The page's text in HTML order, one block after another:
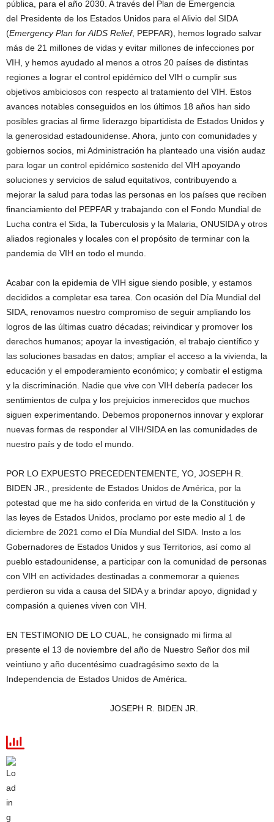
pública, para el año 2030. A través del Plan de Emergencia
del Presidente de los Estados Unidos para el Alivio del SIDA
(Emergency Plan for AIDS Relief, PEPFAR), hemos logrado salvar
más de 21 millones de vidas y evitar millones de infecciones por
VIH, y hemos ayudado al menos a otros 20 países de distintas
regiones a lograr el control epidémico del VIH o cumplir sus
objetivos ambiciosos con respecto al tratamiento del VIH. Estos
avances notables conseguidos en los últimos 18 años han sido
posibles gracias al firme liderazgo bipartidista de Estados Unidos y
la generosidad estadounidense. Ahora, junto con comunidades y
gobiernos socios, mi Administración ha planteado una visión audaz
para logar un control epidémico sostenido del VIH apoyando
soluciones y servicios de salud equitativos, contribuyendo a
mejorar la salud para todas las personas en los países que reciben
financiamiento del PEPFAR y trabajando con el Fondo Mundial de
Lucha contra el Sida, la Tuberculosis y la Malaria, ONUSIDA y otros
aliados regionales y locales con el propósito de terminar con la
pandemia de VIH en todo el mundo.
Acabar con la epidemia de VIH sigue siendo posible, y estamos
decididos a completar esa tarea. Con ocasión del Día Mundial del
SIDA, renovamos nuestro compromiso de seguir ampliando los
logros de las últimas cuatro décadas; reivindicar y promover los
derechos humanos; apoyar la investigación, el trabajo científico y
las soluciones basadas en datos; ampliar el acceso a la vivienda, la
educación y el empoderamiento económico; y combatir el estigma
y la discriminación. Nadie que vive con VIH debería padecer los
sentimientos de culpa y los prejuicios inmerecidos que muchos
siguen experimentando. Debemos proponernos innovar y explorar
nuevas formas de responder al VIH/SIDA en las comunidades de
nuestro país y de todo el mundo.
POR LO EXPUESTO PRECEDENTEMENTE, YO, JOSEPH R.
BIDEN JR., presidente de Estados Unidos de América, por la
potestad que me ha sido conferida en virtud de la Constitución y
las leyes de Estados Unidos, proclamo por este medio al 1 de
diciembre de 2021 como el Día Mundial del SIDA. Insto a los
Gobernadores de Estados Unidos y sus Territorios, así como al
pueblo estadounidense, a participar con la comunidad de personas
con VIH en actividades destinadas a conmemorar a quienes
perdieron su vida a causa del SIDA y a brindar apoyo, dignidad y
compasión a quienes viven con VIH.
EN TESTIMONIO DE LO CUAL, he consignado mi firma al
presente el 13 de noviembre del año de Nuestro Señor dos mil
veintiuno y año ducentésimo cuadragésimo sexto de la
Independencia de Estados Unidos de América.
JOSEPH R. BIDEN JR.